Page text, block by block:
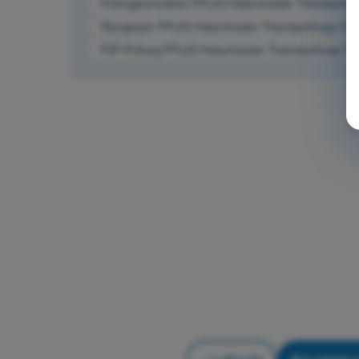
Übungsquiz PPL(H) Hubschrauber Theorieprüfungs-
PDF-Prüfung PPL(H) Hubschrauber Theorieprüfungs-